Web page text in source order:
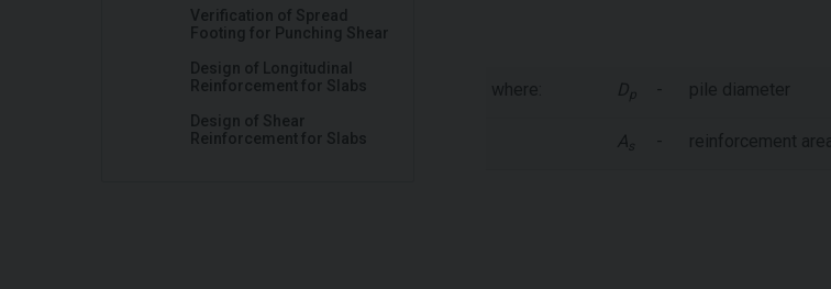
Verification of Spread
Footing for Punching Shear
Design of Longitudinal
Reinforcement for Slabs
Design of Shear
Reinforcement for Slabs
where: Dp - pile diameter
As - reinforcement